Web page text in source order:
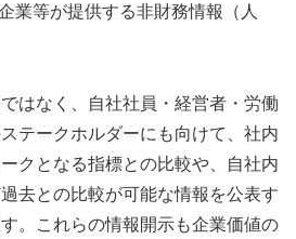
業等が提供する非財務情報（人
はなく、自社社員・経営者・労働
テークホルダーにも向けて、社内
クとなる指標との比較や、自社内
去との比較が可能な情報を公表す
。これらの情報開示も企業価値の